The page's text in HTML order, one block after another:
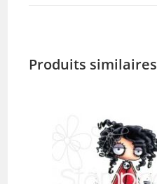
Produits similaires